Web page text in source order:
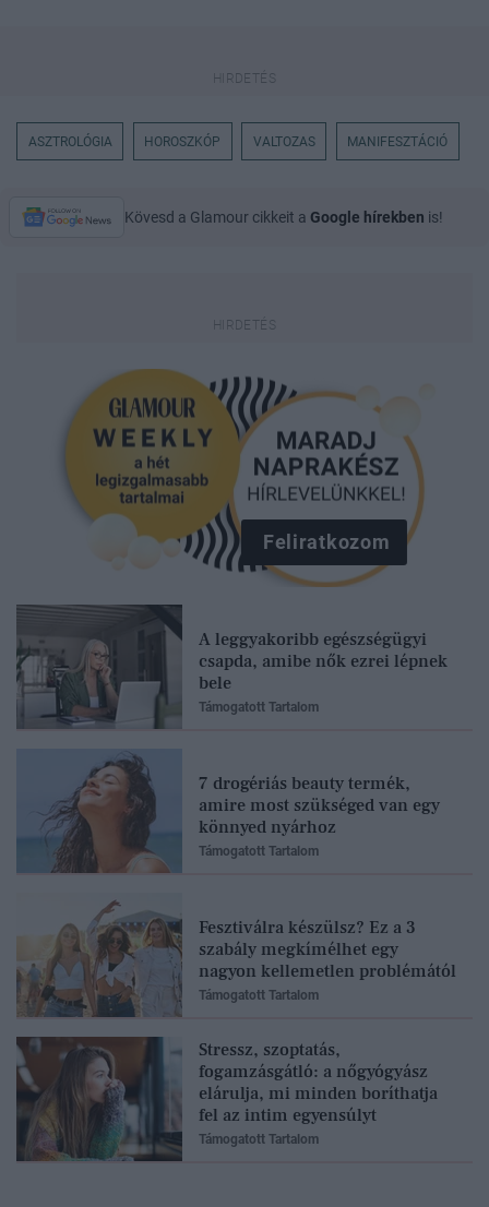
ASZTROLÓGIA HOROSZKÓP VALTOZAS MANIFESZTÁCIÓ
Kövesd a Glamour cikkeit a Google hírekben is!
Feliratkozom
A leggyakoribb egészségügyi
csapda, amibe nők ezrei lépnek
bele
Támogatott Tartalom
7 drogériás beauty termék,
amire most szükséged van egy
könnyed nyárhoz
Támogatott Tartalom
Fesztiválra készülsz? Ez a 3
szabály megkímélhet egy
nagyon kellemetlen problémától
Támogatott Tartalom
Stressz, szoptatás,
fogamzásgátló: a nőgyógyász
elárulja, mi minden boríthatja
fel az intim egyensúlyt
Támogatott Tartalom